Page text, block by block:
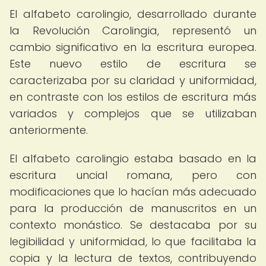
El alfabeto carolingio, desarrollado durante
la Revolución Carolingia, representó un
cambio significativo en la escritura europea.
Este nuevo estilo de escritura se
caracterizaba por su claridad y uniformidad,
en contraste con los estilos de escritura más
variados y complejos que se utilizaban
anteriormente.
El alfabeto carolingio estaba basado en la
escritura uncial romana, pero con
modificaciones que lo hacían más adecuado
para la producción de manuscritos en un
contexto monástico. Se destacaba por su
legibilidad y uniformidad, lo que facilitaba la
copia y la lectura de textos, contribuyendo